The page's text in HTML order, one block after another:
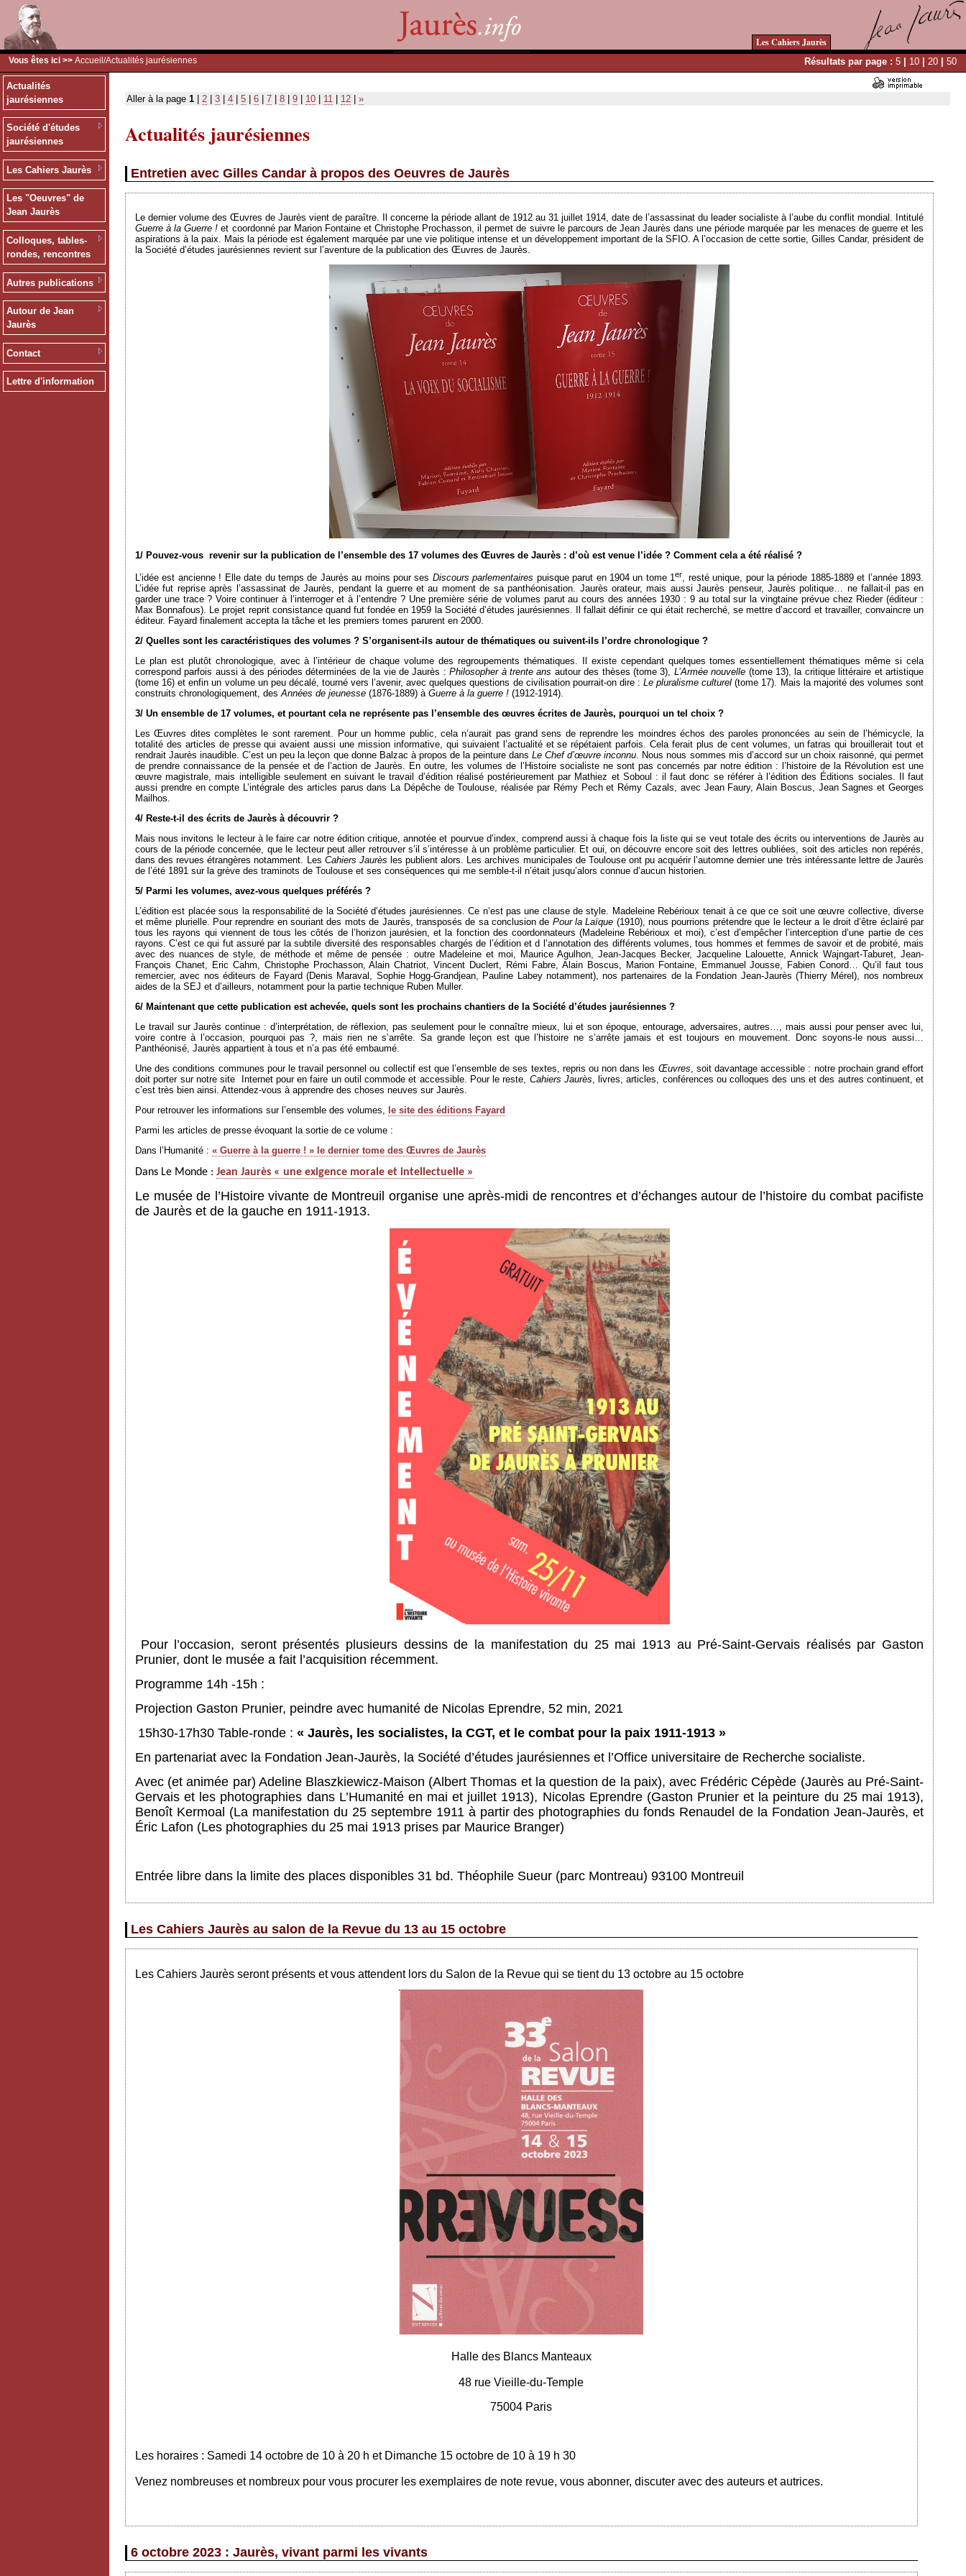
Les Cahiers Jaurès
Vous êtes ici >> Accueil /Actualités jaurésiennes Résultats par page : 5 | 10 | 20 | 50
Actualités
jaurésiennes
Société d'études
jaurésiennes
Les Cahiers Jaurès
Les "Oeuvres" de
Jean Jaurès
Colloques, tables-
rondes, rencontres
Autres publications
Autour de Jean
Jaurès
Contact
Lettre d'information
Aller à la page 1 2 3 4 5 6 7 8 9 10 11 12 »
Actualités jaurésiennes
Entretien avec Gilles Candar à propos des Oeuvres de Jaurès
Le dernier volume des Œuvres de Jaurès vient de paraître. Il concerne la période allant de 1912 au 31 juillet 1914, date de l’assassinat du leader socialiste à l’aube du conflit mondial. Intitulé
Guerre à la Guerre ! et coordonné par Marion Fontaine et Christophe Prochasson, il permet de suivre le parcours de Jean Jaurès dans une période marquée par les menaces de guerre et les
aspirations à la paix. Mais la période est également marquée par une vie politique intense et un développement important de la SFIO. A l’occasion de cette sortie, Gilles Candar, président de
la Société d’études jaurésiennes revient sur l’aventure de la publication des Œuvres de Jaurès.
1/ Pouvez-vous revenir sur la publication de l’ensemble des 17 volumes des Œuvres de Jaurès : d’où est venue l’idée ? Comment cela a été réalisé ?
L’idée est ancienne ! Elle date du temps de Jaurès au moins pour ses Discours parlementaires puisque parut en 1904 un tome 1er, resté unique, pour la période 1885-1889 et l’année 1893.
L’idée fut reprise après l’assassinat de Jaurès, pendant la guerre et au moment de sa panthéonisation. Jaurès orateur, mais aussi Jaurès penseur, Jaurès politique… ne fallait-il pas en
garder une trace ? Voire continuer à l’interroger et à l’entendre ? Une première série de volumes parut au cours des années 1930 : 9 au total sur la vingtaine prévue chez Rieder (éditeur :
Max Bonnafous). Le projet reprit consistance quand fut fondée en 1959 la Société d’études jaurésiennes. Il fallait définir ce qui était recherché, se mettre d’accord et travailler, convaincre un
éditeur. Fayard finalement accepta la tâche et les premiers tomes parurent en 2000.
2/ Quelles sont les caractéristiques des volumes ? S’organisent-ils autour de thématiques ou suivent-ils l’ordre chronologique ?
Le plan est plutôt chronologique, avec à l’intérieur de chaque volume des regroupements thématiques. Il existe cependant quelques tomes essentiellement thématiques même si cela
correspond parfois aussi à des périodes déterminées de la vie de Jaurès :Philosopher à trente ans autour des thèses (tome 3), L’Armée nouvelle (tome 13), la critique littéraire et artistique
(tome 16) et enfin un volume un peu décalé, tourné vers l’avenir, avec quelques questions de civilisation pourrait-on dire :Le pluralisme culturel(tome 17). Mais la majorité des volumes sont
construits chronologiquement, desAnnées de jeunesse (1876-1889) à Guerre à la guerre ! (1912-1914).
3/ Un ensemble de 17 volumes, et pourtant cela ne représente pas l’ensemble des œuvres écrites de Jaurès, pourquoi un tel choix ?
Les Œuvres dites complètes le sont rarement. Pour un homme public, cela n’aurait pas grand sens de reprendre les moindres échos des paroles prononcées au sein de l’hémicycle, la
totalité des articles de presse qui avaient aussi une mission informative, qui suivaient l’actualité et se répétaient parfois. Cela ferait plus de cent volumes, un fatras qui brouillerait tout et
rendrait Jaurès inaudible. C’est un peu la leçon que donne Balzac à propos de la peinture dansLe Chef d’œuvre inconnu. Nous nous sommes mis d’accord sur un choix raisonné, qui permet
de prendre connaissance de la pensée et de l’action de Jaurès. En outre, les volumes de l’Histoire socialiste ne sont pas concernés par notre édition : l’histoire de la Révolution est une
œuvre magistrale, mais intelligible seulement en suivant le travail d’édition réalisé postérieurement par Mathiez et Soboul : il faut donc se référer à l’édition des Éditions sociales. Il faut
aussi prendre en compte L’intégrale des articles parus dans La Dépêche de Toulouse, réalisée par Rémy Pech et Rémy Cazals, avec Jean Faury, Alain Boscus, Jean Sagnes et Georges
Mailhos.
4/ Reste-t-il des écrits de Jaurès à découvrir ?
Mais nous invitons le lecteur à le faire car notre édition critique, annotée et pourvue d’index, comprend aussi à chaque fois la liste qui se veut totale des écrits ou interventions de Jaurès au
cours de la période concernée, que le lecteur peut aller retrouver s’il s’intéresse à un problème particulier. Et oui, on découvre encore soit des lettres oubliées, soit des articles non repérés,
dans des revues étrangères notamment. Les Cahiers Jaurès les publient alors. Les archives municipales de Toulouse ont pu acquérir l’automne dernier une très intéressante lettre de Jaurès
de l’été 1891 sur la grève des traminots de Toulouse et ses conséquences qui me semble-t-il n’était jusqu’alors connue d’aucun historien.
5/ Parmi les volumes, avez-vous quelques préférés ?
L’édition est placée sous la responsabilité de la Société d’études jaurésiennes. Ce n’est pas une clause de style. Madeleine Rebérioux tenait à ce que ce soit une œuvre collective, diverse
et même plurielle. Pour reprendre en souriant des mots de Jaurès, transposés de sa conclusion de Pour la Laïque (1910), nous pourrions prétendre que le lecteur a le droit d’être éclairé par
tous les rayons qui viennent de tous les côtés de l’horizon jaurésien, et la fonction des coordonnateurs (Madeleine Rebérioux et moi), c’est d’empêcher l’interception d’une partie de ces
rayons. C’est ce qui fut assuré par la subtile diversité des responsables chargés de l’édition et d l’annotation des différents volumes, tous hommes et femmes de savoir et de probité, mais
avec des nuances de style, de méthode et même de pensée : outre Madeleine et moi, Maurice Agulhon, Jean-Jacques Becker, Jacqueline Lalouette, Annick Wajngart-Taburet, Jean-
François Chanet, Eric Cahm, Christophe Prochasson, Alain Chatriot, Vincent Duclert, Rémi Fabre, Alain Boscus, Marion Fontaine, Emmanuel Jousse, Fabien Conord… Qu’il faut tous
remercier, avec nos éditeurs de Fayard (Denis Maraval, Sophie Hogg-Grandjean, Pauline Labey notamment), nos partenaires de la Fondation Jean-Jaurès (Thierry Mérel), nos nombreux
aides de la SEJ et d’ailleurs, notamment pour la partie technique Ruben Muller.
6/ Maintenant que cette publication est achevée, quels sont les prochains chantiers de la Société d’études jaurésiennes ?
Le travail sur Jaurès continue : d’interprétation, de réflexion, pas seulement pour le connaître mieux, lui et son époque, entourage, adversaires, autres…, mais aussi pour penser avec lui,
voire contre à l’occasion, pourquoi pas ?, mais rien ne s’arrête. Sa grande leçon est que l’histoire ne s’arrête jamais et est toujours en mouvement. Donc soyons-le nous aussi…
Panthéonisé, Jaurès appartient à tous et n’a pas été embaumé.
Une des conditions communes pour le travail personnel ou collectif est que l’ensemble de ses textes, repris ou non dans les Œuvres, soit davantage accessible : notre prochain grand effort
doit porter sur notre site
Internet pour en faire un outil commode et accessible. Pour le reste, Cahiers Jaurès, livres, articles, conférences ou colloques des uns et des autres continuent, et
c’est très bien ainsi. Attendez-vous à apprendre des choses neuves sur Jaurès.
Pour retrouver les informations sur l’ensemble des volumes, le site des éditions Fayard
Parmi les articles de presse évoquant la sortie de ce volume :
Dans l’Humanité : « Guerre à la guerre ! » le dernier tome des Œuvres de Jaurès
Dans Le Monde : Jean Jaurès « une exigence morale et intellectuelle »
Le musée de l’Histoire vivante de Montreuil organise une après-midi de rencontres et d’échanges autour de l’histoire du combat pacifiste
de Jaurès et de la gauche en 1911-1913.
Pour l’occasion, seront présentés plusieurs dessins de la manifestation du 25 mai 1913 au Pré-Saint-Gervais réalisés par Gaston
Prunier, dont le musée a fait l’acquisition récemment.
Programme 14h -15h :
Projection Gaston Prunier, peindre avec humanité de Nicolas Eprendre, 52 min, 2021
15h30-17h30 Table-ronde : « Jaurès, les socialistes, la CGT, et le combat pour la paix 1911-1913 »
En partenariat avec la Fondation Jean-Jaurès, la Société d’études jaurésiennes et l’Office universitaire de Recherche socialiste.
Avec (et animée par) Adeline Blaszkiewicz-Maison (Albert Thomas et la question de la paix), avec Frédéric Cépède (Jaurès au Pré-Saint-
Gervais et les photographies dans L’Humanité en mai et juillet 1913), Nicolas Eprendre (Gaston Prunier et la peinture du 25 mai 1913),
Benoît Kermoal (La manifestation du 25 septembre 1911 à partir des photographies du fonds Renaudel de la Fondation Jean-Jaurès, et
Éric Lafon (Les photographies du 25 mai 1913 prises par Maurice Branger)
Entrée libre dans la limite des places disponibles 31 bd. Théophile Sueur (parc Montreau) 93100 Montreuil
Les Cahiers Jaurès au salon de la Revue du 13 au 15 octobre
Les Cahiers Jaurès seront présents et vous attendent lors du Salon de la Revue qui se tient du 13 octobre au 15 octobre
Halle des Blancs Manteaux
48 rue Vieille-du-Temple
75004 Paris
Les horaires : Samedi 14 octobre de 10 à 20 h et Dimanche 15 octobre de 10 à 19 h 30
Venez nombreuses et nombreux pour vous procurer les exemplaires de note revue, vous abonner, discuter avec des auteurs et autrices.
6 octobre 2023 : Jaurès, vivant parmi les vivants